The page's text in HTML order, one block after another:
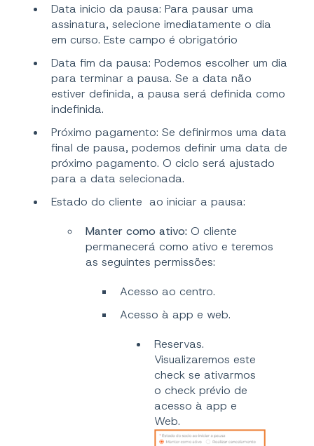
Data inicio da pausa: Para pausar uma
assinatura, selecione imediatamente o dia
em curso. Este campo é obrigatório
Data fim da pausa: Podemos escolher um dia
para terminar a pausa. Se a data não
estiver definida, a pausa será definida como
indefinida.
Próximo pagamento: Se definirmos uma data
final de pausa, podemos definir uma data de
próximo pagamento. O ciclo será ajustado
para a data selecionada.
Estado do cliente ao iniciar a pausa:
Manter como ativo: O cliente
permanecerá como ativo e teremos
as seguintes permissões:
Acesso ao centro.
Acesso à app e web.
Reservas.
Visualizaremos este
check se ativarmos
o check prévio de
acesso à app e
Web.